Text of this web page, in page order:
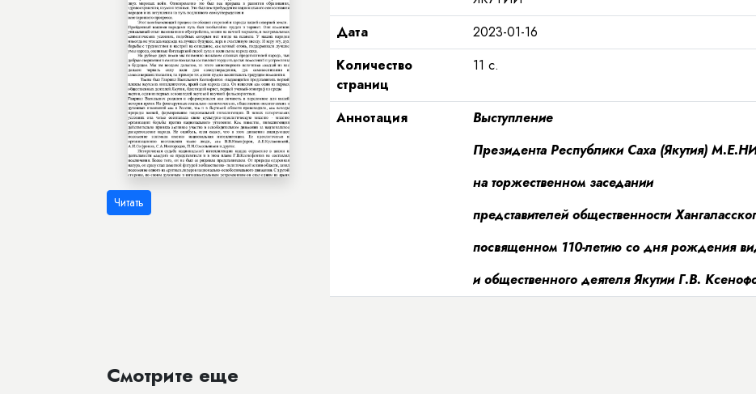
Читать
Дата
2023-01-16
Количество
страниц
11 с.
Аннотация
Выступление
Президента Республики Саха (Якутия)
на торжественном заседании
представителей общественности
посвященном 110-летию со дня рождения
и общественного деятеля Якутии Г.В.
Смотрите еще